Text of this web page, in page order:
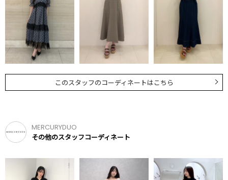
このスタッフのコーディネートはこちら
MERCURYDUO
その他のスタッフコーディネート